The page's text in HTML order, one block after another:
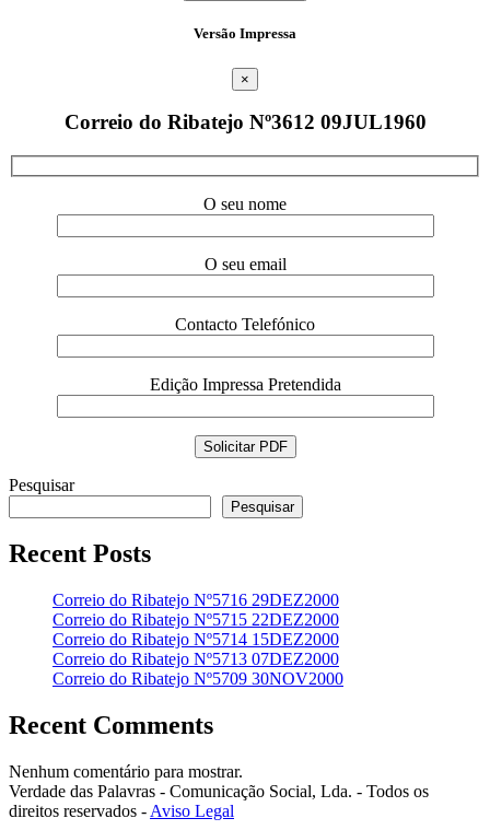
Versão Impressa
×
Correio do Ribatejo Nº3612 09JUL1960
O seu nome
O seu email
Contacto Telefónico
Edição Impressa Pretendida
Pesquisar
Pesquisar
Recent Posts
Correio do Ribatejo Nº5716 29DEZ2000
Correio do Ribatejo Nº5715 22DEZ2000
Correio do Ribatejo Nº5714 15DEZ2000
Correio do Ribatejo Nº5713 07DEZ2000
Correio do Ribatejo Nº5709 30NOV2000
Recent Comments
Nenhum comentário para mostrar.
Verdade das Palavras - Comunicação Social, Lda. - Todos os
direitos reservados - Aviso Legal